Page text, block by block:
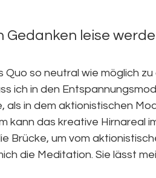
leise
so neutral wie möglich
ich in den
als in dem aktionistischen
kann das kreative Hirnareal
Brücke, um vom
die Meditation. Sie lässt